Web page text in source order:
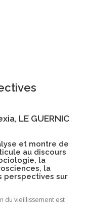
LE GUERNIC
et montre de
au discours
la
la
perspectives sur
du vieillissement est